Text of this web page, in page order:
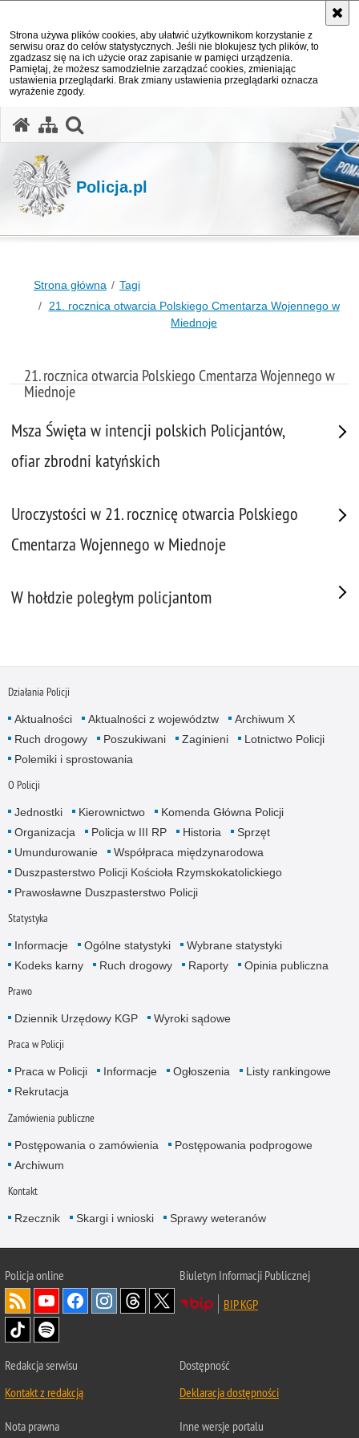
Strona używa plików cookies, aby ułatwić użytkownikom korzystanie z
serwisu oraz do celów statystycznych. Jeśli nie blokujesz tych plików, to
zgadzasz się na ich użycie oraz zapisanie w pamięci urządzenia.
Pamiętaj, że możesz samodzielnie zarządzać cookies, zmieniając
ustawienia przeglądarki. Brak zmiany ustawienia przeglądarki oznacza
wyrażenie zgody.
Policja.pl
Strona główna
Tagi
21. rocznica otwarcia Polskiego Cmentarza Wojennego w
Miednoje
21. rocznica otwarcia Polskiego Cmentarza Wojennego w
Miednoje
Msza Święta w intencji polskich Policjantów,
ofiar zbrodni katyńskich
Uroczystości w 21. rocznicę otwarcia Polskiego
Cmentarza Wojennego w Miednoje
W hołdzie poległym policjantom
Działania Policji
Aktualności Aktualności z województw
Archiwum X
Ruch drogowy
Poszukiwani Zaginieni
Lotnictwo Policji
Polemiki i sprostowania
O Policji
Jednostki Kierownictwo
Komenda Główna Policji
Organizacja
Policja w III RP Historia
Sprzęt
Umundurowanie
Współpraca międzynarodowa
Duszpasterstwo Policji Kościoła Rzymskokatolickiego
Prawosławne Duszpasterstwo Policji
Statystyka
Informacje Ogólne statystyki
Wybrane statystyki
Kodeks karny
Ruch drogowy Raporty Opinia publiczna
Prawo
Dziennik Urzędowy KGP Wyroki sądowe
Praca w Policji
Praca w Policji Informacje Ogłoszenia
Listy rankingowe
Rekrutacja
Zamówienia publiczne
Postępowania o zamówienia
Postępowania podprogowe
Archiwum
Kontakt
Rzecznik Skargi i wnioski Sprawy weteranów
Policjaonline
Biuletyn Informacji Publicznej
BIP KGP
Redakcja serwisu
Kontakt z redakcją
Dostępność
Deklaracja dostępności
Nota prawna Inne wersje portalu